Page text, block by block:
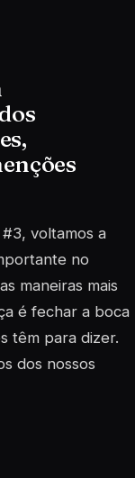
voltamos a
no
maneiras mais
é fechar a boca
têm para dizer.
dos nossos